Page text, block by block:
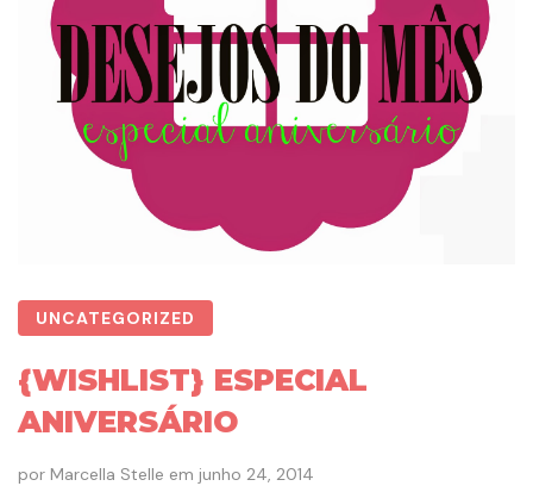
UNCATEGORIZED
{WISHLIST} ESPECIAL
ANIVERSÁRIO
por Marcella Stelle em junho 24, 2014